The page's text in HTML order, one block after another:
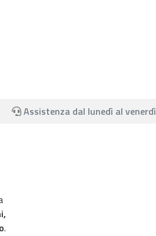
Assistenza dal lunedì al venerdì
.